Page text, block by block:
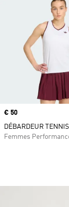
Prix
€ 50
DÉBARDEUR
Femmes